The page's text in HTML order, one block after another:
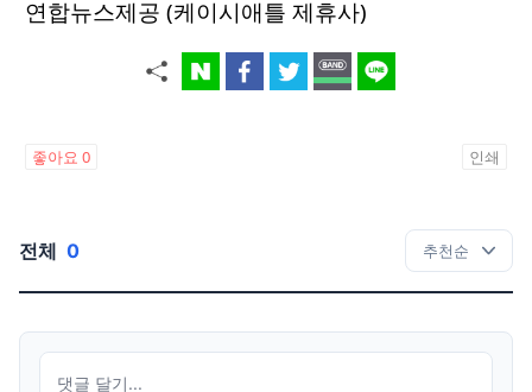
연합뉴스제공 (케이시애틀 제휴사)
좋아요 0 인쇄
전체 0